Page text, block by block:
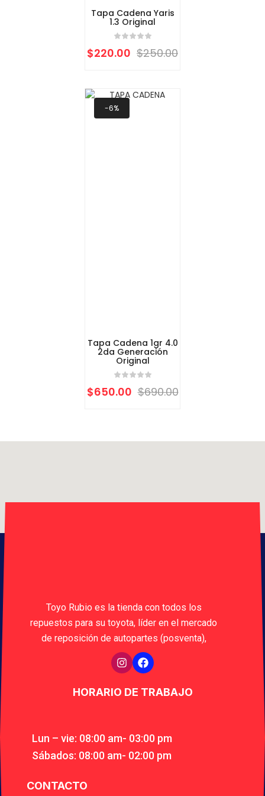
Tapa Cadena Yaris
1.3 Original
$250.00
$220.00
-6%
Tapa Cadena 1gr 4.0
2da Generación
Original
$690.00
$650.00
Toyo Rubio es la tienda con todos los
repuestos para su toyota, líder en el mercado
de reposición de autopartes (posventa),
HORARIO DE TRABAJO
Lun – vie: 08:00 am- 03:00 pm
Sábados: 08:00 am- 02:00 pm
CONTACTO